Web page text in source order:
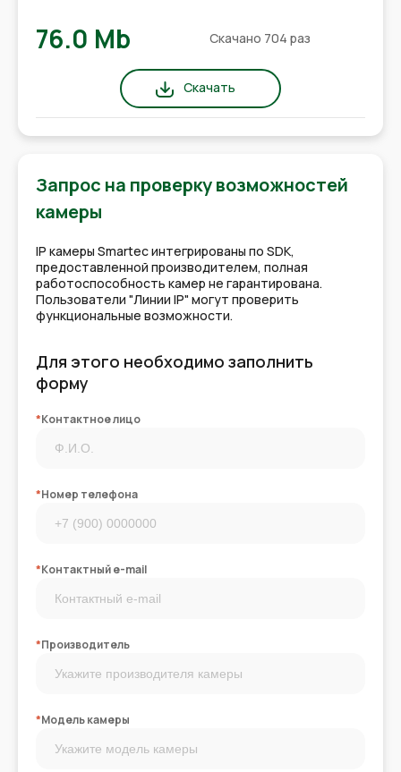
76.0 Mb Скачано 704 раз
Скачать
Запрос на проверку возможностей
камеры
IP камеры Smartec интегрированы по SDK,
предоставленной производителем, полная
работоспособность камер не гарантирована.
Пользователи "Линии IP" могут проверить
функциональные возможности.
Для этого необходимо заполнить
форму
*Контактное лицо
*Номер телефона
*Контактный e-mail
*Производитель
*Модель камеры